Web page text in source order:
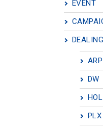
EVENT
ARP
DW
PLX